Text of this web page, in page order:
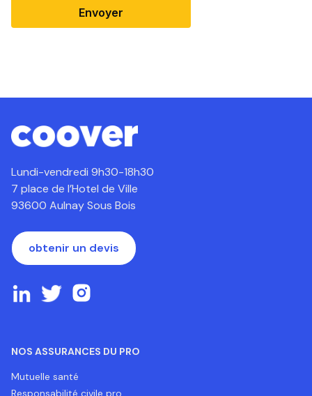
Envoyer
Lundi-vendredi 9h30-18h30
7 place de l’Hotel de Ville
93600 Aulnay Sous Bois
obtenir un devis
NOS ASSURANCES DU PRO
Mutuelle santé